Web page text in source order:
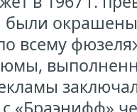
всему